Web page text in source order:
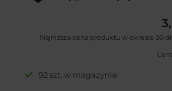
Najniższa cena produktu w okresie 30
92 szt. w magazynie